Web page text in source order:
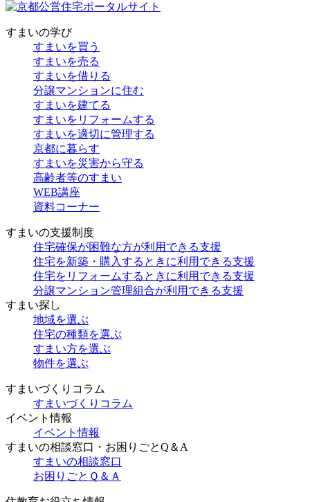
すまいの学び
すまいを買う
すまいを売る
すまいを借りる
分譲マンションに住む
すまいを建てる
すまいをリフォームする
すまいを適切に管理する
京都に暮らす
すまいを災害から守る
高齢者等のすまい
WEB講座
資料コーナー
すまいの支援制度
住宅確保が困難な方が利用できる支援
住宅を新築・購入するときに利用できる支援
住宅をリフォームするときに利用できる支援
分譲マンション管理組合が利用できる支援
すまい探し
地域を選ぶ
住宅の種類を選ぶ
すまい方を選ぶ
物件を選ぶ
すまいづくりコラム
すまいづくりコラム
イベント情報
イベント情報
すまいの相談窓口・お困りごとQ＆A
すまいの相談窓口
お困りごとＱ＆Ａ